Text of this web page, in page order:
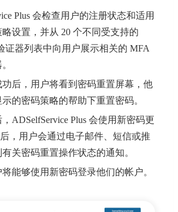
Plus 会检查用户的注册状态和适用
设置，并从 20 个不同受支持的
证器列表中向用户展示相关的 MFA
后，用户将看到密码重置屏幕，他
的密码策略的帮助下重置密码。
ADSelfService Plus 会使用新密码更
，用户会通过电子邮件、短信或推
关密码重置操作状态的通知。
能够使用新密码登录他们的帐户。